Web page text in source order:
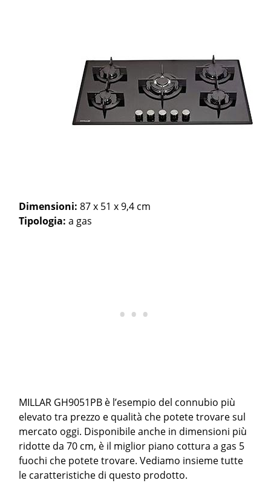
Dimensioni:87 x 51 x 9,4 cm
Tipologia:a gas
MILLAR GH9051PB è l’esempio del connubio più
elevato tra prezzo e qualità che potete trovare sul
mercato oggi. Disponibile anche in dimensioni più
ridotte da 70 cm, è il miglior piano cottura a gas 5
fuochi che potete trovare. Vediamo insieme tutte
le caratteristiche di questo prodotto.